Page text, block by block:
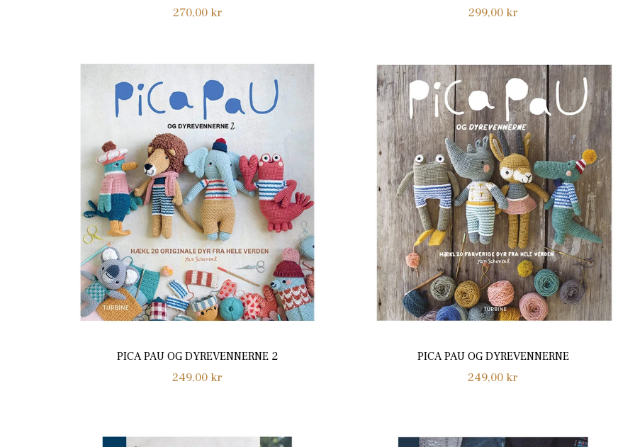
Normalpris
270,00 kr Normalpris
299,00 kr
PICA PAU OG DYREVENNERNE 2
Normalpris
249,00 kr
PICA PAU OG DYREVENNERNE
Normalpris
249,00 kr